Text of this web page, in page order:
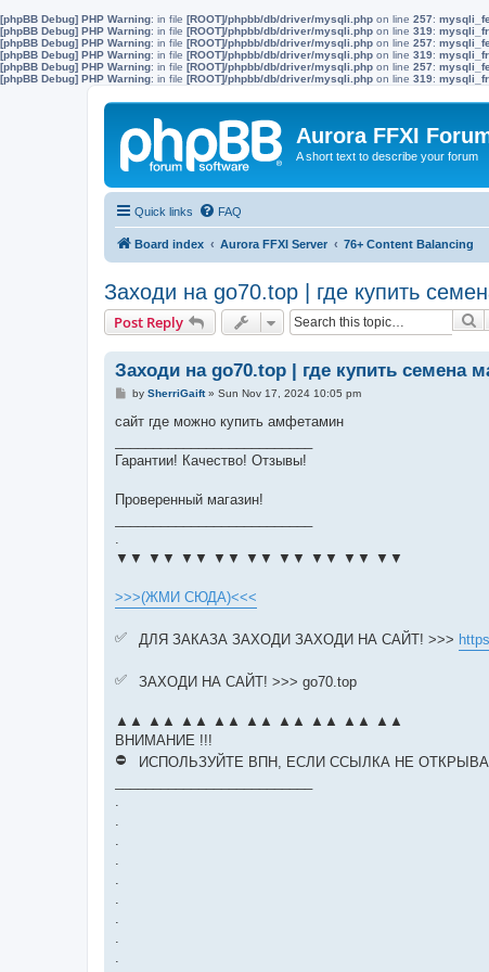
[phpBB Debug] PHP Warning: in file [ROOT]/phpbb/db/driver/mysqli.php on line 257:
[phpBB Debug] PHP Warning: in file [ROOT]/phpbb/db/driver/mysqli.php on line 319:
[phpBB Debug] PHP Warning: in file [ROOT]/phpbb/db/driver/mysqli.php on line 257:
[phpBB Debug] PHP Warning: in file [ROOT]/phpbb/db/driver/mysqli.php on line 319:
[phpBB Debug] PHP Warning: in file [ROOT]/phpbb/db/driver/mysqli.php on line 257:
[phpBB Debug] PHP Warning: in file [ROOT]/phpbb/db/driver/mysqli.php on line 319:
Aurora FFXI
A short text to describe your forum
Quick links FAQ
Board index Aurora FFXI Server 76+ Content Balancing
Заходи на go70.top | где купить
Post Reply
Заходи на go70.top | где купить семена
P
s
by SherriGaift» Sun Nov 17, 2024 10:05 pm
сайт где можно купить амфетамин
Гарантии! Качество! Отзывы!
Проверенный магазин!
▼▼ ▼▼ ▼▼ ▼▼ ▼▼ ▼▼ ▼▼ ▼▼ ▼▼
>>>(ЖМИ СЮДА)<<<
ДЛЯ ЗАКАЗА ЗАХОДИ ЗАХОДИ НА САЙТ! >>>
ЗАХОДИ НА САЙТ! >>> go70.top
▲▲ ▲▲ ▲▲ ▲▲ ▲▲ ▲▲ ▲▲ ▲▲ ▲▲
ВНИМАНИЕ !!!
ИСПОЛЬЗУЙТЕ ВПН, ЕСЛИ ССЫЛКА НЕ